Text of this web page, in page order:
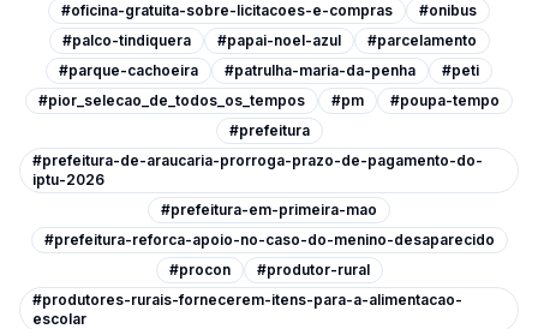
#oficina-gratuita-sobre-licitacoes-e-compras
#onibus
#palco-tindiquera
#papai-noel-azul
#parcelamento
#parque-cachoeira
#patrulha-maria-da-penha
#peti
#pior_selecao_de_todos_os_tempos
#pm
#poupa-tempo
#prefeitura
#prefeitura-de-araucaria-prorroga-prazo-de-pagamento-do-
iptu-2026
#prefeitura-em-primeira-mao
#prefeitura-reforca-apoio-no-caso-do-menino-desaparecido
#procon
#produtor-rural
#produtores-rurais-fornecerem-itens-para-a-alimentacao-
escolar